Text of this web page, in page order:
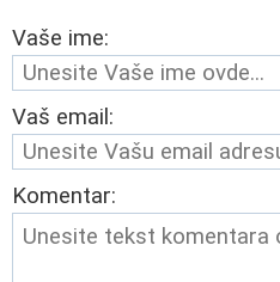
Vaše ime:
Vaš email:
Komentar: